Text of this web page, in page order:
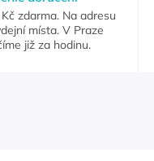
zdarma. Na adresu
místa. V Praze
již za hodinu.